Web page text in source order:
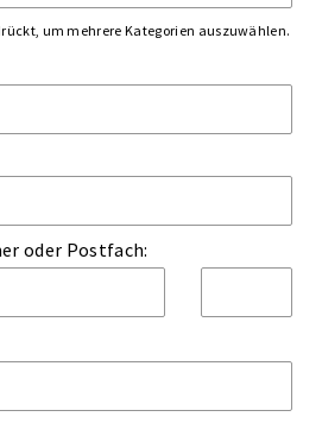
um mehrere Kategorien auszuwählen.
oder Postfach: